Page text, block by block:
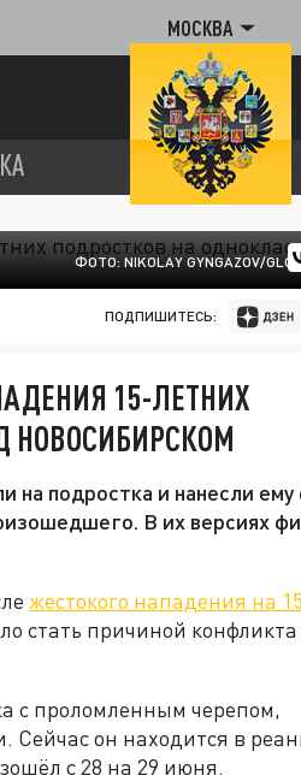
МОСКВА
ФОТО: NIKOLAY GYNGAZOV/
ПОДПИШИТЕСЬ:
15-ЛЕТНИХ
НОВОСИБИРСКОМ
на подростка и нанесли ему
В их версиях
жестокого нападения на
стать причиной
с проломленным черепом,
он находится в
с 28 на 29 июня.